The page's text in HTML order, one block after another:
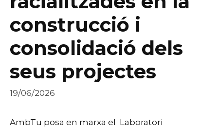
construcció i
consolidació dels
seus projectes
19/06/2026
AmbTu posa en marxa el Laboratori